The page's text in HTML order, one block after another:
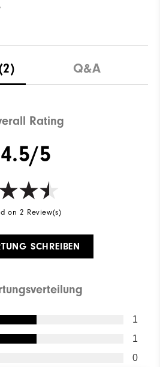
Q&A
Rating
4.5/5
on 2 Review(s)
SCHREIBEN
1
1
0